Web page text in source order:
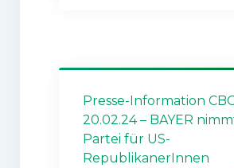
Presse-Information
20.02.24 – BAYER
Partei für US-
RepublikanerInnen